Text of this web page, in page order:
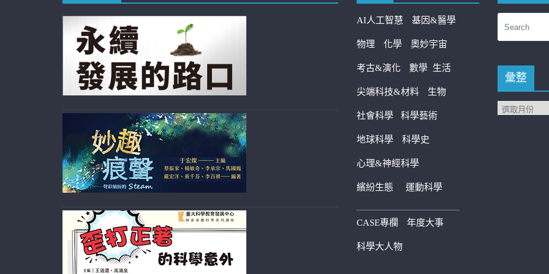
AI人工智慧 基因&醫學
物理 化學 奧妙宇宙
考古&演化 數學 生活
尖端科技&材料 生物
社會科學 科學藝術
地球科學 科學史
心理&神經科學
繽紛生態 運動科學
————————————
CASE專欄 年度大事
科學大人物
彙整